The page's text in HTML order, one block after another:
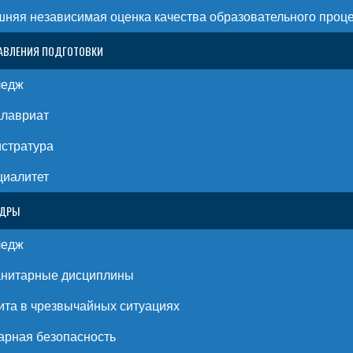
независимая оценка качества образовательного
ПОДГОТОВКИ
дисциплины
в чрезвычайных ситуациях
безопасность